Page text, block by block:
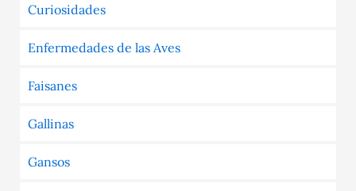
Curiosidades
Enfermedades de las Aves
Faisanes
Gallinas
Gansos